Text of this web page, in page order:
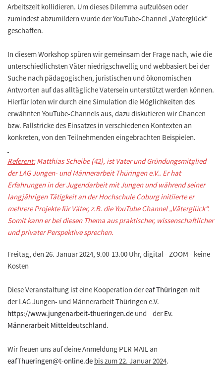
Arbeitszeit kollidieren. Um dieses Dilemma aufzulösen oder
zumindest abzumildern wurde der YouTube-Channel „Vaterglück“
geschaffen.
In diesem Workshop spüren wir gemeinsam der Frage nach, wie die
unterschiedlichsten Väter niedrigschwellig und webbasiert bei der
Suche nach pädagogischen, juristischen und ökonomischen
Antworten auf das alltägliche Vatersein unterstützt werden können.
Hierfür loten wir durch eine Simulation die Möglichkeiten des
erwähnten YouTube-Channels aus, dazu diskutieren wir Chancen
bzw. Fallstricke des Einsatzes in verschiedenen Kontexten an
konkreten, von den Teilnehmenden eingebrachten Beispielen.
Referent:Matthias Scheibe (42), ist Vater und Gründungsmitglied
der LAG Jungen- und Männerarbeit Thüringen e.V.. Er hat
Erfahrungen in der Jugendarbeit mit Jungen und während seiner
langjährigen Tätigkeit an der Hochschule Coburg initiierte er
mehrere Projekte für Väter, z.B. die YouTube Channel „Väterglück“.
Somit kann er bei diesen Thema aus praktischer, wissenschaftlicher
und privater Perspektive sprechen.
Freitag, den 26. Januar 2024, 9.00-13.00 Uhr, digital - ZOOM - keine
Kosten
Diese Veranstaltung ist eine Kooperation dereaf Thüringen mit
der LAG Jungen- und Männerarbeit Thüringen e.V.
https://www.jungenarbeit-thueringen.de und derEv.
Männerarbeit Mitteldeutschland.
Wir freuen uns auf deine Anmeldung PER MAIL an
eafThueringen@t-online.de bis zum 22. Januar 2024.